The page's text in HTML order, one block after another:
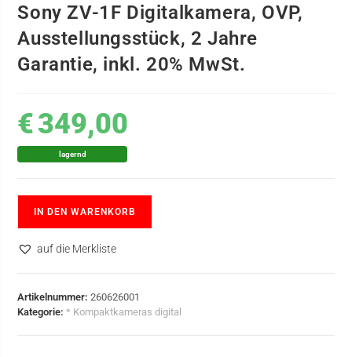
Sony ZV-1F Digitalkamera, OVP,
Ausstellungsstück, 2 Jahre
Garantie, inkl. 20% MwSt.
€349,00
lagernd
IN DEN WARENKORB
auf die Merkliste
Artikelnummer:260626001
Kategorie:* Kompaktkameras digital